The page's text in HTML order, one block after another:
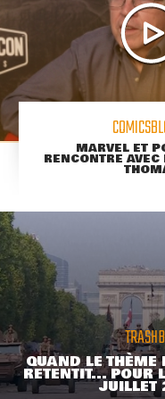
MARVEL ET
RENCONTRE
QUAND LE THÈME
RETENTIT... POUR